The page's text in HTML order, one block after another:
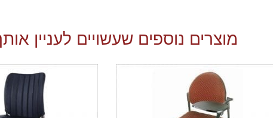
מוצרים נוספים שעשויים לעניין